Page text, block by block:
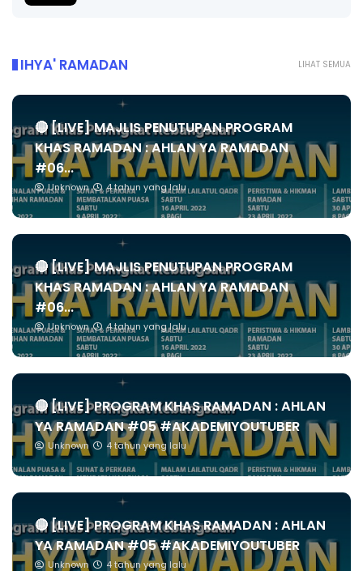
LIHAT SEMUA
IHYA' RAMADAN
🔴 [LIVE] MAJLIS PENUTUPAN PROGRAM
KHAS RAMADAN : AHLAN YA RAMADAN
#06...
Unknown 4 tahun yang lalu
🔴 [LIVE] MAJLIS PENUTUPAN PROGRAM
KHAS RAMADAN : AHLAN YA RAMADAN
#06...
Unknown 4 tahun yang lalu
🔴 [LIVE] PROGRAM KHAS RAMADAN : AHLAN
YA RAMADAN #05 #AKADEMIYOUTUBER
Unknown 4 tahun yang lalu
🔴 [LIVE] PROGRAM KHAS RAMADAN : AHLAN
YA RAMADAN #05 #AKADEMIYOUTUBER
Unknown 4 tahun yang lalu